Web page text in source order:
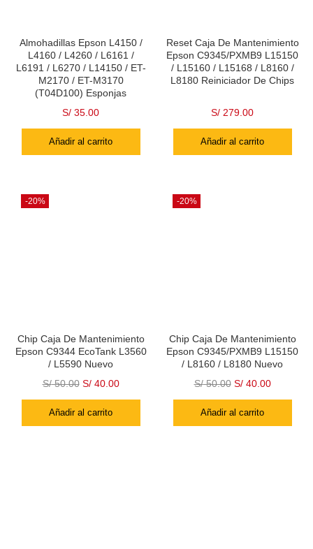
Almohadillas Epson L4150 /
L4160 / L4260 / L6161 /
L6191 / L6270 / L14150 / ET-
M2170 / ET-M3170
(T04D100) Esponjas
S/ 35.00
Añadir al carrito
Reset Caja De Mantenimiento
Epson C9345/PXMB9 L15150
/ L15160 / L15168 / L8160 /
L8180 Reiniciador De Chips
S/ 279.00
Añadir al carrito
-20%
Chip Caja De Mantenimiento
Epson C9344 EcoTank L3560
/ L5590 Nuevo
S/50.00 S/40.00
Añadir al carrito
-20%
Chip Caja De Mantenimiento
Epson C9345/PXMB9 L15150
/ L8160 / L8180 Nuevo
S/50.00 S/40.00
Añadir al carrito